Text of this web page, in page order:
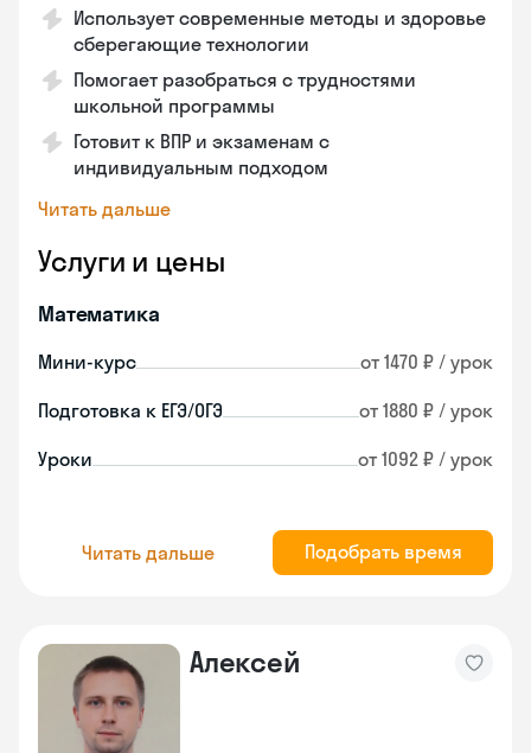
Использует современные методы и здоровье
сберегающие технологии
Помогает разобраться с трудностями
школьной программы
Готовит к ВПР и экзаменам с
индивидуальным подходом
Читать дальше
Услуги и цены
Математика
Мини-курс от 1470 ₽ / урок
Подготовка к ЕГЭ/ОГЭ от 1880 ₽ / урок
Уроки от 1092 ₽ / урок
Читать дальше Подобрать время
Алексей